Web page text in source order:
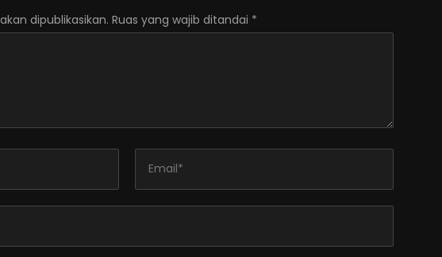
dipublikasikan. Ruas yang wajib ditandai *